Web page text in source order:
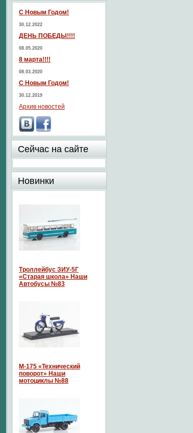
С Новым Годом!
30.12.2022
ДЕНЬ ПОБЕДЫ!!!!
08.05.2020
8 марта!!!!
08.03.2020
С Новым Годом!
30.12.2019
Архив новостей
Сейчас на сайте
Новинки
Троллейбус ЗИУ-5Г
«Старая школа» Наши
Автобусы №83
М-175 «Технический
поворот» Наши
мотоциклы №88